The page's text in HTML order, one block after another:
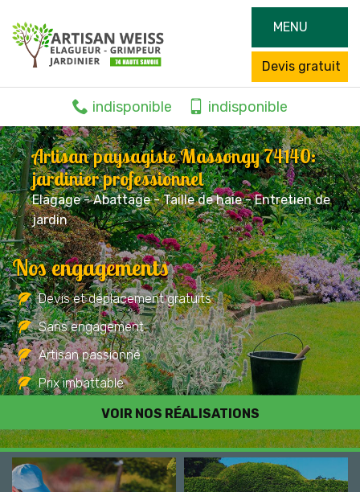
MENU
Devis gratuit
indisponible indisponible
Artisan paysagiste Massongy 74140:
jardinier professionnel
Elagage - Abattage - Taille de haie - Entretien de
jardin
VOIR NOS RÉALISATIONS
Nos engagements
Devis et déplacement gratuits
Sans engagement
Artisan passionné
Prix imbattable
Travail de qualité